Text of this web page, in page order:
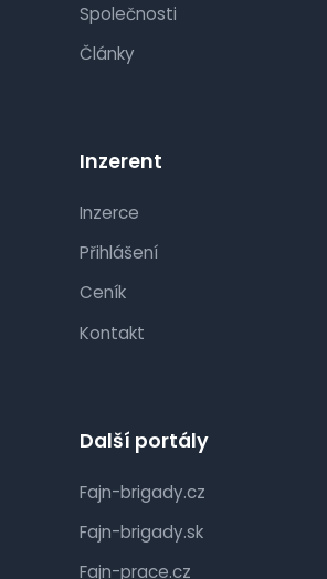
Společnosti
Články
Inzerent
Inzerce
Přihlášení
Ceník
Kontakt
Další portály
Fajn-brigady.cz
Fajn-brigady.sk
Fajn-prace.cz